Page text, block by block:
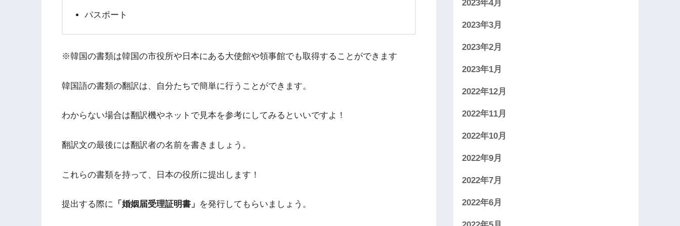
パスポート
※韓国の書類は韓国の市役所や日本にある大使館や領事館でも取得することができます
韓国語の書類の翻訳は、自分たちで簡単に行うことができます。
わからない場合は翻訳機やネットで見本を参考にしてみるといいですよ！
翻訳文の最後には翻訳者の名前を書きましょう。
これらの書類を持って、日本の役所に提出します！
提出する際に 「婚姻届受理証明書」 を発行してもらいましょう。
2023年4月
2023年3月
2023年2月
2023年1月
2022年12月
2022年11月
2022年10月
2022年9月
2022年7月
2022年6月